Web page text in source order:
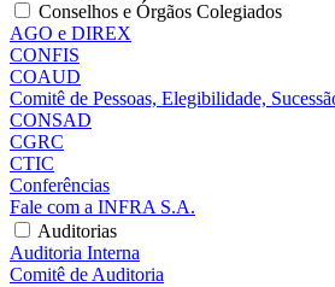
Conselhos e Órgãos Colegiados
AGO e DIREX
CONFIS
COAUD
Comitê de Pessoas, Elegibilidade,
CONSAD
CGRC
CTIC
Conferências
Fale com a INFRA S.A.
Auditorias
Auditoria Interna
Comitê de Auditoria